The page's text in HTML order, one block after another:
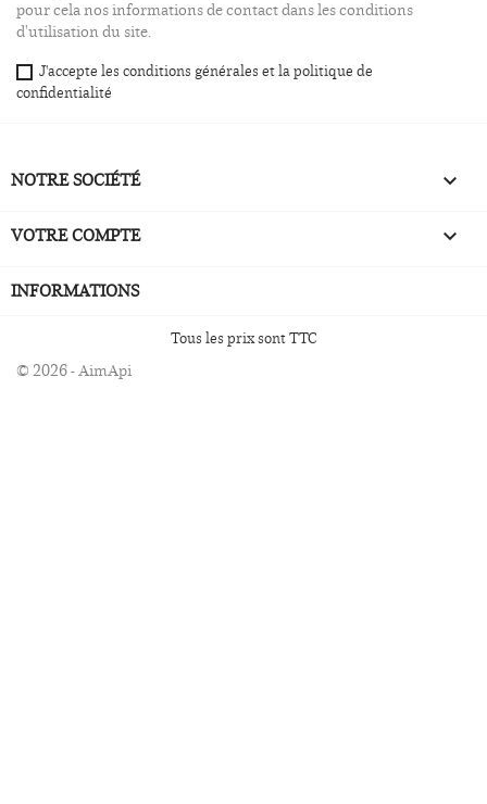
pour cela nos informations de contact dans les conditions
d'utilisation du site.
J'accepte les conditions générales et la politique de
confidentialité
NOTRE SOCIÉTÉ 
VOTRE COMPTE 
INFORMATIONS
Tous les prix sont TTC
© 2026 - AimApi